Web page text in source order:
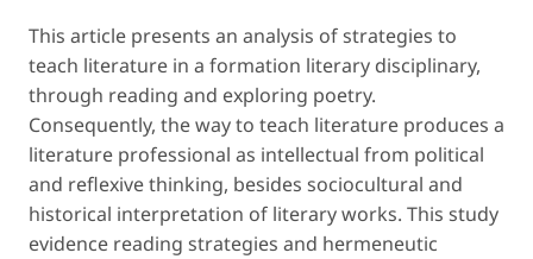
This article presents an analysis of strategies to
teach literature in a formation literary disciplinary,
through reading and exploring poetry.
Consequently, the way to teach literature produces a
literature professional as intellectual from political
and reflexive thinking, besides sociocultural and
historical interpretation of literary works. This study
evidence reading strategies and hermeneutic